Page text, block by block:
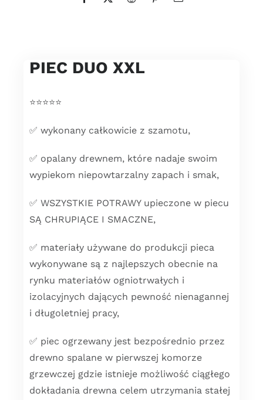
PIEC DUO XXL
⭐️⭐️⭐️⭐️⭐️
✅ wykonany całkowicie z szamotu,
✅ opalany drewnem, które nadaje swoim
wypiekom niepowtarzalny zapach i smak,
✅ WSZYSTKIE POTRAWY upieczone w piecu
SĄ CHRUPIĄCE I SMACZNE,
✅ materiały używane do produkcji pieca
wykonywane są z najlepszych obecnie na
rynku materiałów ogniotrwałych i
izolacyjnych dających pewność nienagannej
i długoletniej pracy,
✅ piec ogrzewany jest bezpośrednio przez
drewno spalane w pierwszej komorze
grzewczej gdzie istnieje możliwość ciągłego
dokładania drewna celem utrzymania stałej